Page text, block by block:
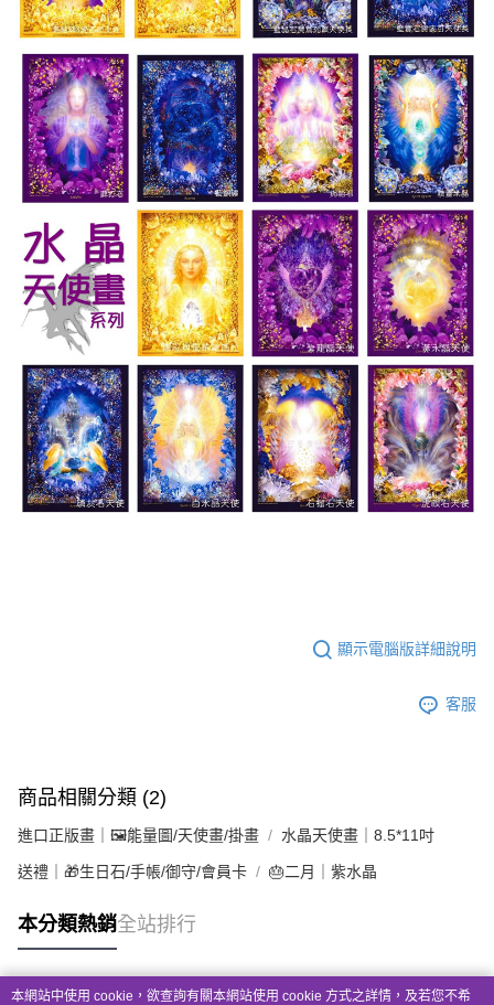
顯示電腦版詳細說明
客服
商品相關分類 (2)
進口正版畫｜🖼️能量圖/天使畫/掛畫 水晶天使畫｜8.5*11吋
送禮｜🎁生日石/手帳/御守/會員卡 🎂二月｜紫水晶
本分類熱銷全站排行
本網站中使用 cookie，欲查詢有關本網站使用 cookie 方式之詳情，及若您不希